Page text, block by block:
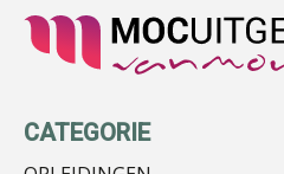
Ron
CATEGORIE